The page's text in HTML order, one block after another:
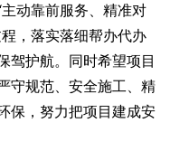
动靠前服务、精准对
，落实落细帮办代办
驾护航。同时希望项目
守规范、安全施工、精
保，努力把项目建成安